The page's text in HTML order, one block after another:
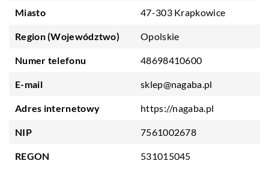
Miasto 47-303 Krapkowice
Region (Województwo) Opolskie
Numer telefonu 48698410600
E-mail sklep@nagaba.pl
Adres internetowy https://nagaba.pl
NIP 7561002678
REGON 531015045